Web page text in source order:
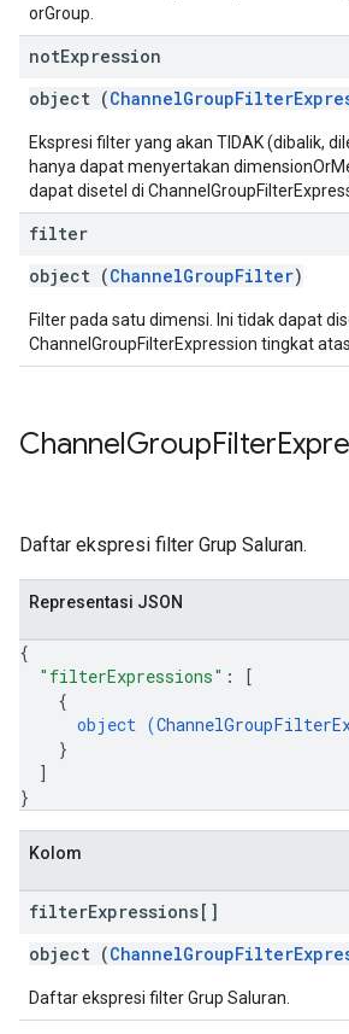
orGroup.
notExpression
object (
Ekspresi filter yang akan TIDAK (dibalik,
hanya dapat menyertakan
dapat disetel di
filter
object (ChannelGroupFilter)
Filter pada satu dimensi. Ini tidak dapat
ChannelGroupFilterExpression tingkat atas.
ChannelGroupFilter
Daftar ekspresi filter Grup Saluran.
Representasi JSON
{
"filterExpressions" :
[
{
object (
}
]
}
Kolom
filterExpressions[]
object (
Daftar ekspresi filter Grup Saluran.